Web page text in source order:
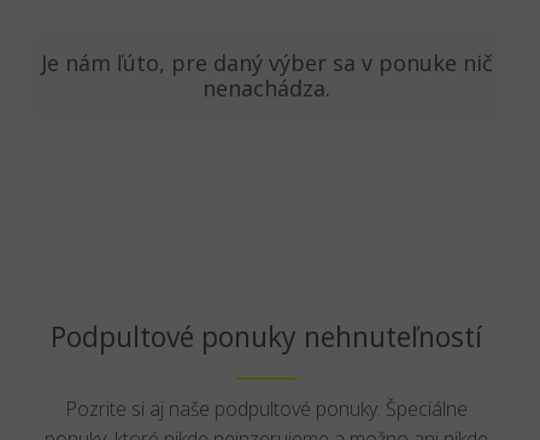
Je nám ľúto, pre daný výber sa v ponuke nič
nenachádza.
Podpultové ponuky nehnuteľností
Pozrite si aj naše podpultové ponuky. Špeciálne